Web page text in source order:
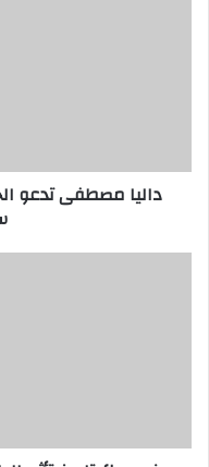
سهام
داليا مصطفى تدعو
في